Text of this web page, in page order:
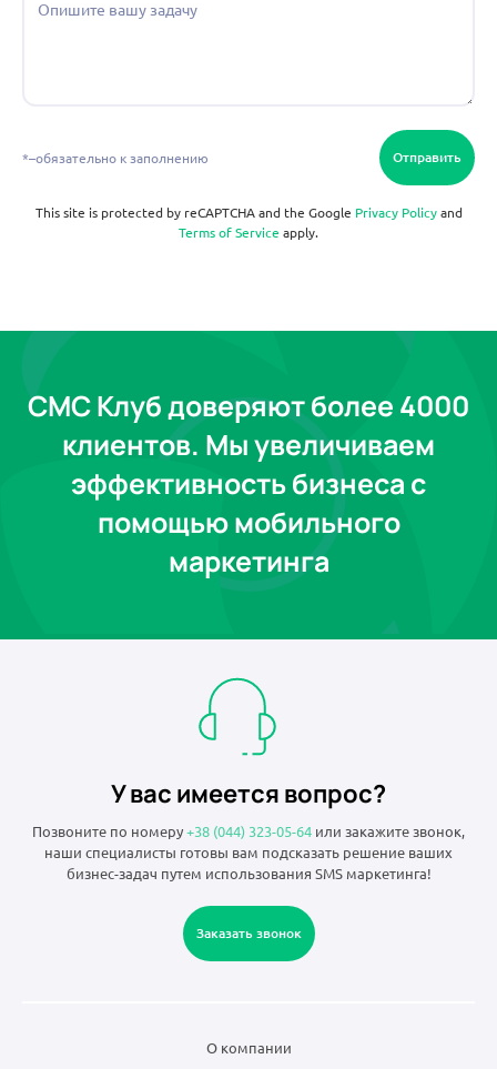
*–обязательно к заполнению Отправить
This site is protected by reCAPTCHA and the Google Privacy Policyand
Terms of Service apply.
СМС Клуб доверяют более 4000
клиентов. Мы увеличиваем
эффективность бизнеса с
помощью мобильного
маркетинга
У вас имеется вопрос?
Позвоните по номеру+38 (044) 323-05-64 или закажите звонок,
наши специалисты готовы вам подсказать решение ваших
бизнес-задач путем использования SMS маркетинга!
Заказать звонок
О компании